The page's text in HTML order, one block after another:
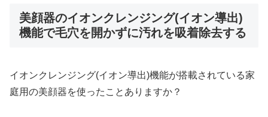
美顔器のイオンクレンジング(イオン導出)
機能で毛穴を開かずに汚れを吸着除去する
イオンクレンジング(イオン導出)機能が搭載されている家
庭用の美顔器を使ったことありますか？